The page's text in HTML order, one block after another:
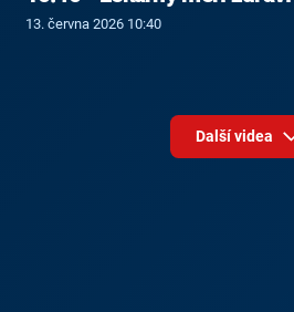
13. června 2026 10:40
Další videa